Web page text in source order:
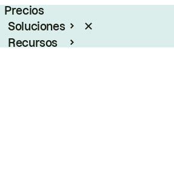
Precios
Soluciones
Recursos